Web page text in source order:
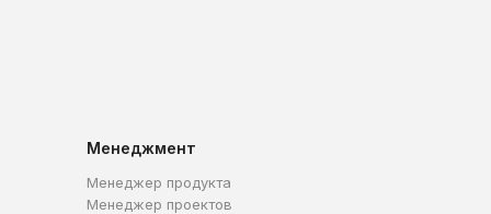
Менеджмент
Менеджер продукта
Менеджер проектов